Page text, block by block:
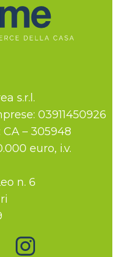
s.r.l.
03911450926
CA – 305948
euro, i.v.
n. 6